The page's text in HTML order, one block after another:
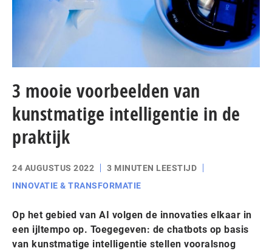
3 mooie voorbeelden van
kunstmatige intelligentie in de
praktijk
24 AUGUSTUS 2022
3 MINUTEN LEESTIJD
INNOVATIE & TRANSFORMATIE
Op het gebied van AI volgen de innovaties elkaar in
een ijltempo op. Toegegeven: de chatbots op basis
van kunstmatige intelligentie stellen vooralsnog